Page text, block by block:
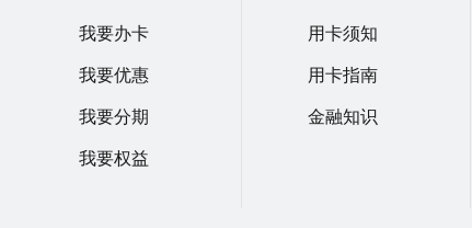
我要办卡
我要优惠
我要分期
我要权益
用卡须知
用卡指南
金融知识